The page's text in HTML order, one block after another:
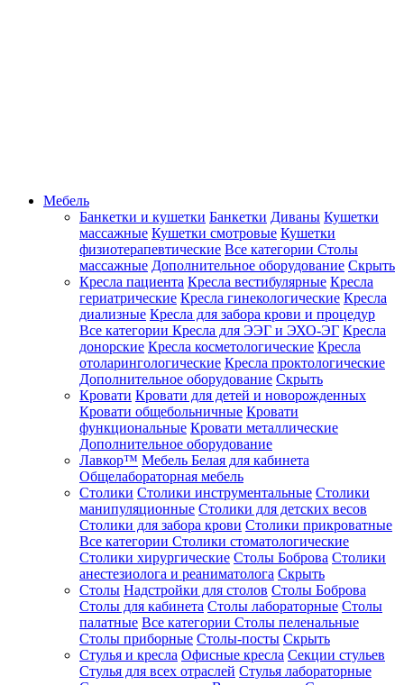
Мебель
Банкетки и кушетки Банкетки Диваны Кушетки
массажные Кушетки смотровые Кушетки
физиотерапевтические Все категории Столы
массажные Дополнительное оборудование Скрыть
Кресла пациента Кресла вестибулярные Кресла
гериатрические Кресла гинекологические Кресла
диализные Кресла для забора крови и процедур
Все категории Кресла для ЭЭГ и ЭХО-ЭГ Кресла
донорские Кресла косметологические Кресла
отоларингологические Кресла проктологические
Дополнительное оборудование Скрыть
Кровати Кровати для детей и новорожденных
Кровати общебольничные Кровати
функциональные Кровати металлические
Дополнительное оборудование
Лавкор™ Мебель Белая для кабинета
Общелабораторная мебель
Столики Столики инструментальные Столики
манипуляционные Столики для детских весов
Столики для забора крови Столики прикроватные
Все категории Столики стоматологические
Столики хирургические Столы Боброва Столики
анестезиолога и реаниматолога Скрыть
Столы Надстройки для столов Столы Боброва
Столы для кабинета Столы лабораторные Столы
палатные Все категории Столы пеленальные
Столы приборные Столы-посты Скрыть
Стулья и кресла Офисные кресла Секции стульев
Стулья для всех отраслей Стулья лабораторные